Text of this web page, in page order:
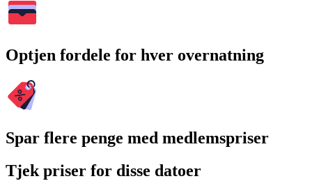
Optjen fordele for hver overnatning
Spar flere penge med medlemspriser
Tjek priser for disse datoer